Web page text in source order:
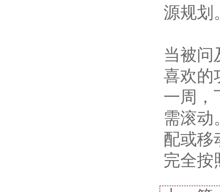
源规划
当被问
喜欢的
一周，
需滚动
配或移
完全按